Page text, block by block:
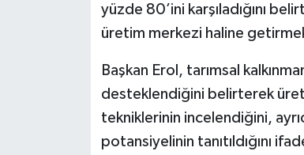
yüzde 80’ini karşıladığını
üretim merkezi haline
Başkan Erol, tarımsal
desteklendiğini belirterek
tekniklerinin incelendiğini,
potansiyelinin tanıtıldığını